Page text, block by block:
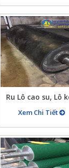
Ru Lô cao su, Lô
bọc cao su ( dán
cho lô kéo, ru lô
cao su…)
Xem Chi Tiết